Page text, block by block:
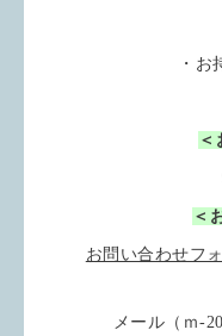
・お
＜
＜
お問い合わせフ
メール（ｍ-